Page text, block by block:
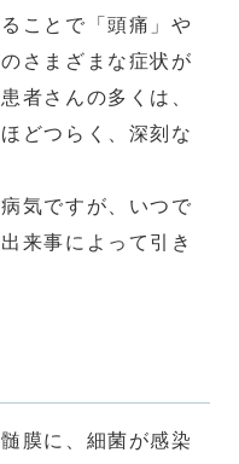
ことで「頭痛」や
さまざまな症状が
者さんの多くは、
どつらく、深刻な
気ですが、いつで
来事によって引き
膜に、細菌が感染